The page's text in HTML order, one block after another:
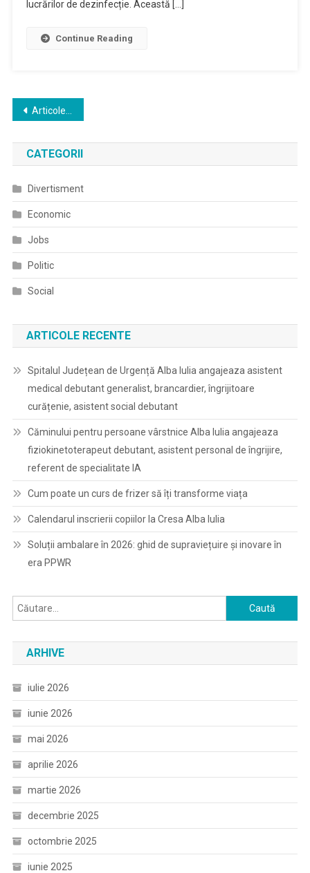
lucrărilor de dezinfecție. Această […]
Continue Reading
Navigare
în
articole
Articole mai vechi
CATEGORII
Divertisment
Economic
Jobs
Politic
Social
ARTICOLE RECENTE
Spitalul Județean de Urgență Alba Iulia angajeaza asistent
medical debutant generalist, brancardier, îngrijitoare
curățenie, asistent social debutant
Căminului pentru persoane vârstnice Alba Iulia angajeaza
fiziokinetoterapeut debutant, asistent personal de îngrijire,
referent de specialitate IA
Cum poate un curs de frizer să îți transforme viața
Calendarul inscrierii copiilor la Cresa Alba Iulia
Soluții ambalare în 2026: ghid de supraviețuire și inovare în
era PPWR
Caută
după:
ARHIVE
iulie 2026
iunie 2026
mai 2026
aprilie 2026
martie 2026
decembrie 2025
octombrie 2025
iunie 2025